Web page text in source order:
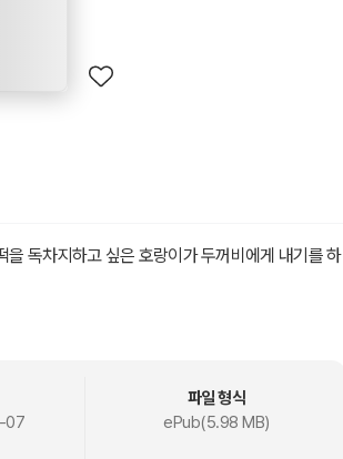
독차지하고 싶은 호랑이가 두꺼비에게 내기를 하
07
파일 형식
ePub(5.98 MB)